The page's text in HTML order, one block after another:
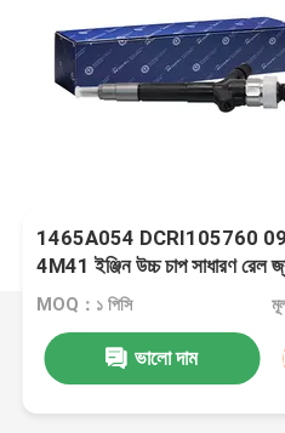
1465A054 DCRI105760
4M41 ইঞ্জিন উচ্চ চাপ সাধারণ রেল
Mitsubishi Pajero L200 জন্য
MOQ：১ পিসি
ভালো দাম